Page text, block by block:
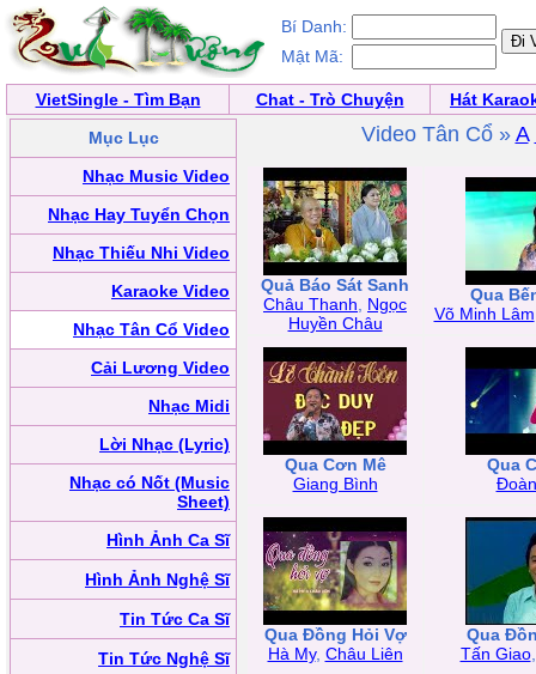
Bí Danh:
Mật Mã:
VietSingle - Tìm Bạn Chat - Trò Chuyện
Hát
Mục Lục
Nhạc Music Video
Nhạc Hay Tuyển Chọn
Nhạc Thiếu Nhi Video
Karaoke Video
Nhạc Tân Cổ Video
Cải Lương Video
Nhạc Midi
Lời Nhạc (Lyric)
Nhạc có Nốt (Music
Sheet)
Hình Ảnh Ca Sĩ
Hình Ảnh Nghệ Sĩ
Tin Tức Ca Sĩ
Tin Tức Nghệ Sĩ
Video Tân Cổ » A
Quả Báo Sát Sanh
Châu Thanh
Ngọc
Huyền Châu
Qua
Võ Minh Lâm
Qua Cơn Mê
Giang Bình
Qua
Qua Đồng Hỏi Vợ
Hà My, Châu Liên
Qua
Tấn Giao